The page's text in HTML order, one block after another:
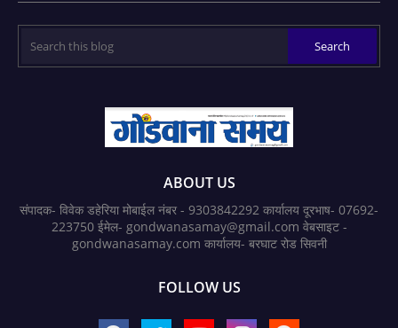
ABOUT US
संपादक- विवेक डहेरिया मोबाईल नंबर - 9303842292 कार्यालय दूरभाष- 07692-
223750 ईमेल- gondwanasamay@gmail.com वेबसाइट -
gondwanasamay.com कार्यालय- बरघाट रोड सिवनी
FOLLOW US